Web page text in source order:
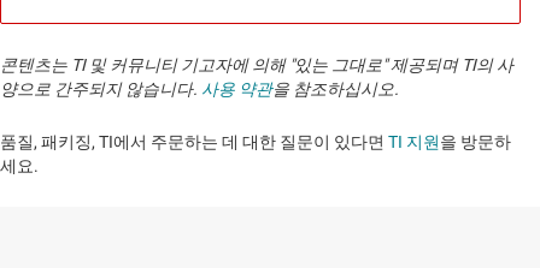
콘텐츠는 TI 및 커뮤니티 기고자에 의해 "있는 그대로" 제공되며 TI의 사
양으로 간주되지 않습니다. 사용 약관을 참조하십시오.
품질, 패키징, TI에서 주문하는 데 대한 질문이 있다면 TI 지원을 방문하
세요. ​​​​​​​​​​​​​​